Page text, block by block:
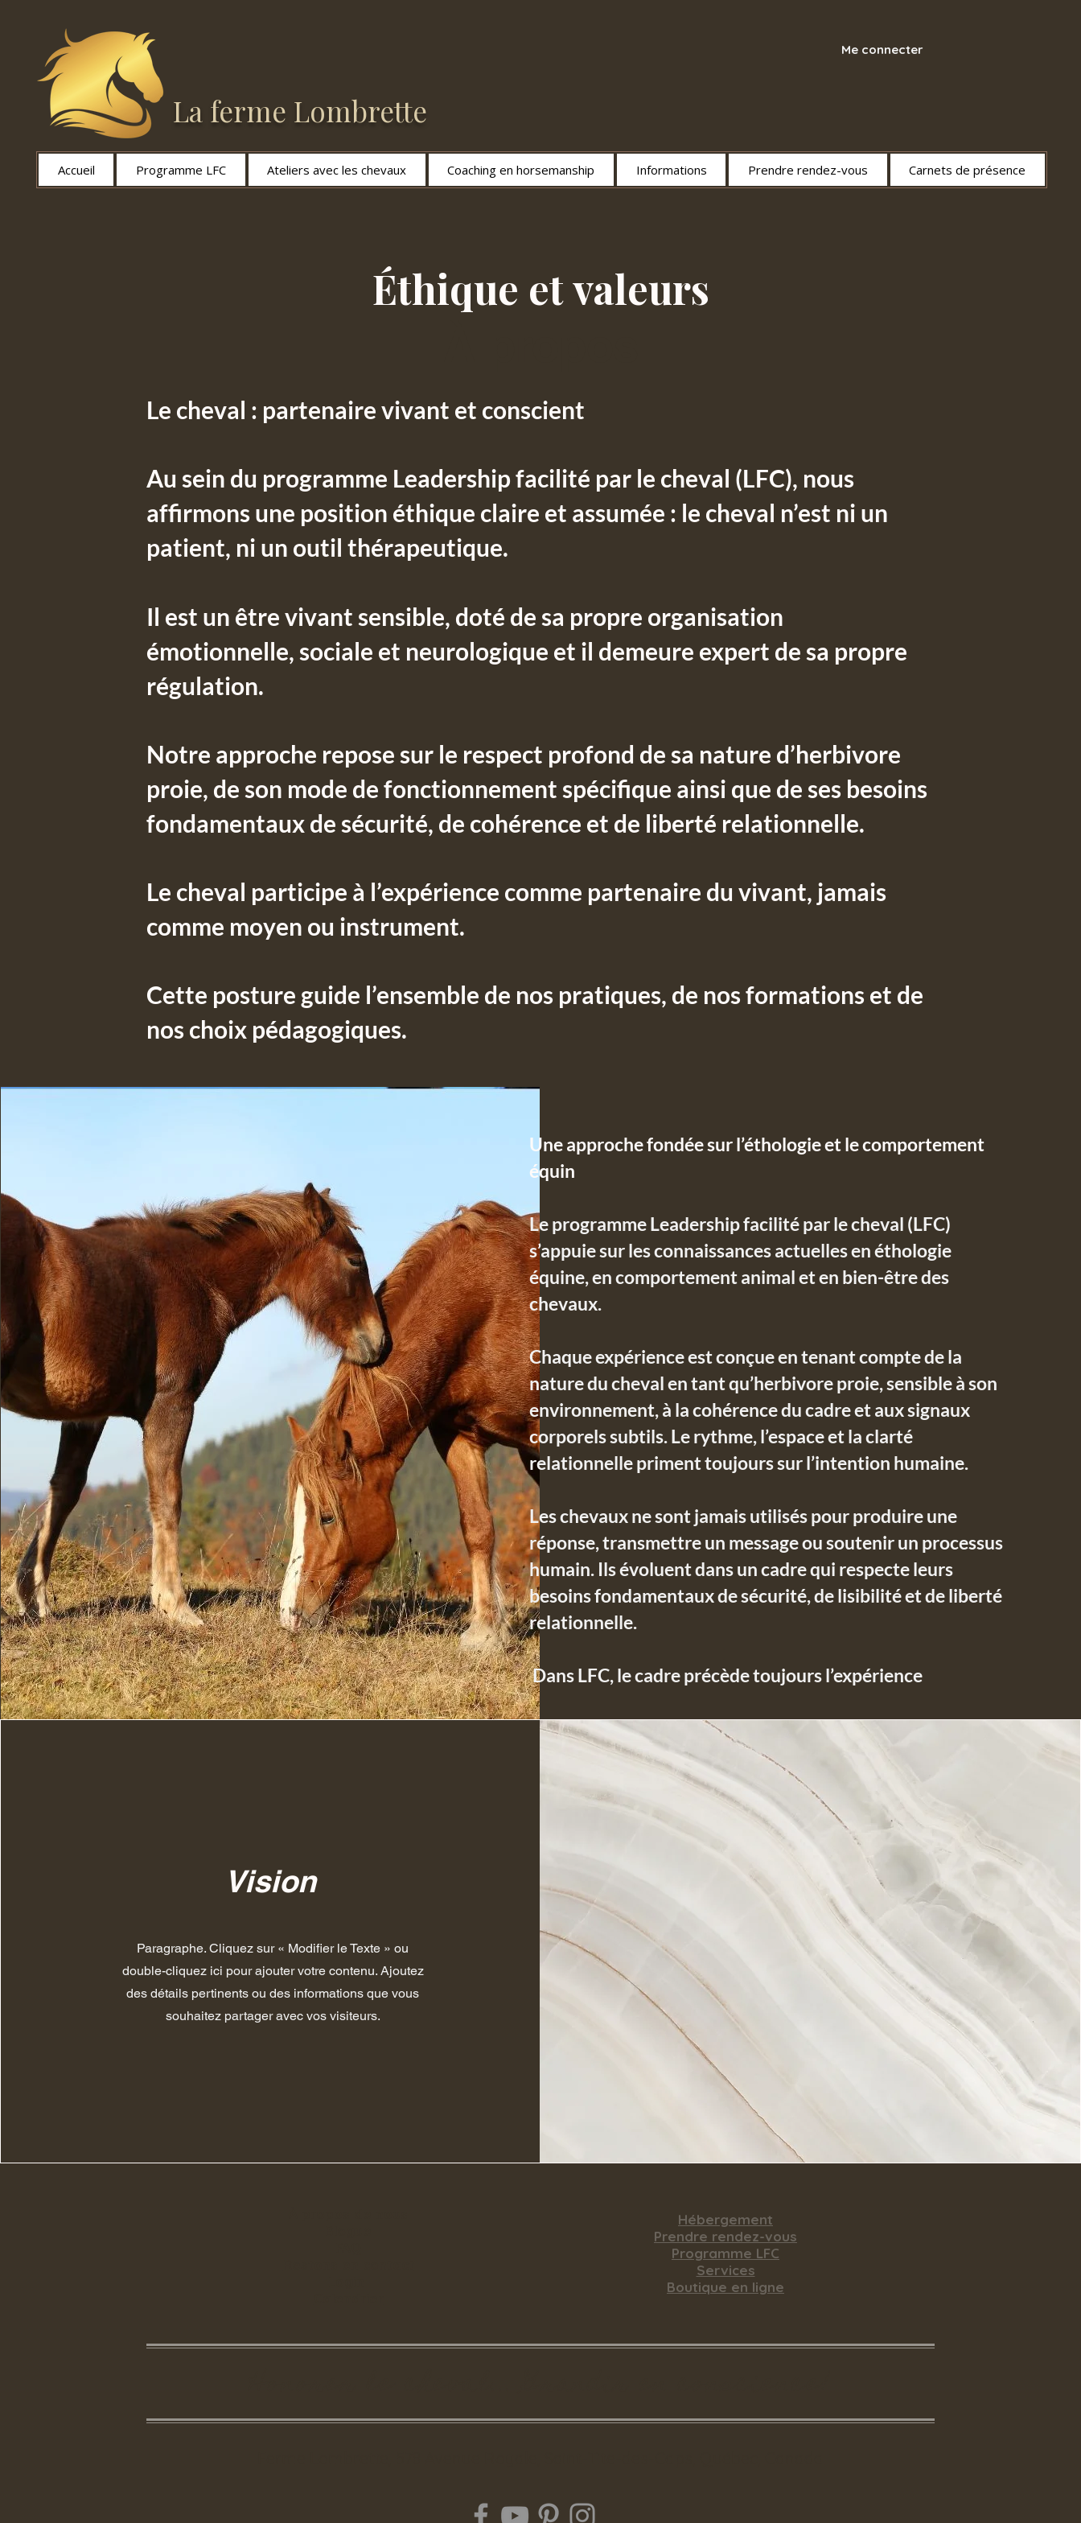
Me connecter
La ferme Lombrette
Accueil Programme LFC Ateliers avec les chevaux Coaching en horsemanship Informations Prendre rendez-vous Carnets de présence
Éthique et valeurs
Le cheval : partenaire vivant et conscient
Au sein du programme Leadership facilité par le cheval (LFC), nous
affirmons une position éthique claire et assumée : le cheval n’est ni un
patient, ni un outil thérapeutique.
Il est un être vivant sensible, doté de sa propre organisation
émotionnelle, sociale et neurologique et il demeure expert de sa propre
régulation.
Notre approche repose sur le respect profond de sa nature d’herbivore
proie, de son mode de fonctionnement spécifique ainsi que de ses besoins
fondamentaux de sécurité, de cohérence et de liberté relationnelle.
Le cheval participe à l’expérience comme partenaire du vivant, jamais
comme moyen ou instrument.
Cette posture guide l’ensemble de nos pratiques, de nos formations et de
nos choix pédagogiques.
Une approche fondée sur l’éthologie et le comportement
équin
Le programme Leadership facilité par le cheval (LFC)
s’appuie sur les connaissances actuelles en éthologie
équine, en comportement animal et en bien-être des
chevaux.
Chaque expérience est conçue en tenant compte de la
nature du cheval en tant qu’herbivore proie, sensible à son
environnement, à la cohérence du cadre et aux signaux
corporels subtils. Le rythme, l’espace et la clarté
relationnelle priment toujours sur l’intention humaine.
Les chevaux ne sont jamais utilisés pour produire une
réponse, transmettre un message ou soutenir un processus
humain. Ils évoluent dans un cadre qui respecte leurs
besoins fondamentaux de sécurité, de lisibilité et de liberté
relationnelle.
Dans LFC, le cadre précède toujours l’expérience
Vision
Paragraphe. Cliquez sur « Modifier le Texte » ou
double-cliquez ici pour ajouter votre contenu. Ajoutez
des détails pertinents ou des informations que vous
souhaitez partager avec vos visiteurs.
Hébergement
​Prendre rendez-vous
Programme LFC
Services
Boutique en ligne